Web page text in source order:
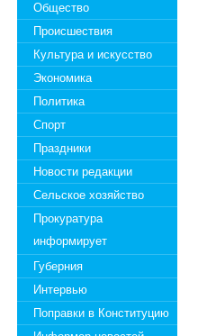
Общество
Происшествия
Культура и искусство
Экономика
Политика
Спорт
Праздники
Новости редакции
Сельское хозяйство
Прокуратура
информирует
Губерния
Интервью
Поправки в Конституцию